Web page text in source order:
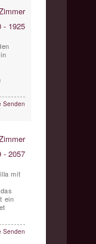
- 1925
Senden
- 2057
mit
ein
Senden